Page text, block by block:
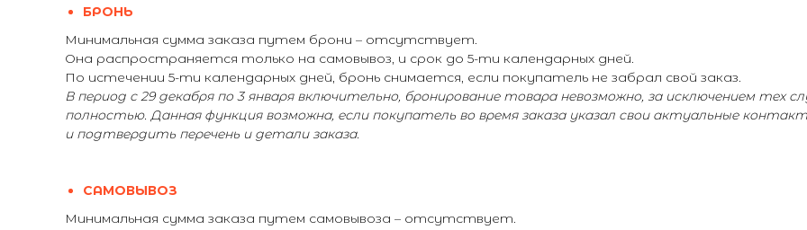
БРОНЬ
Минимальная сумма заказа путем брони – отсутствует.
Она распространяется только на самовывоз, и срок до 5-ти календарных дней.
По истечении 5-ти календарных дней, бронь снимается, если покупатель не забрал свой заказ.
В период с 29 декабря по 3 января включительно, бронирование товара невозможно, за исключением тех
полностью. Данная функция возможна, если покупатель во время заказа указал свои актуальные
и подтвердить перечень и детали заказа.
САМОВЫВОЗ
Минимальная сумма заказа путем самовывоза – отсутствует.